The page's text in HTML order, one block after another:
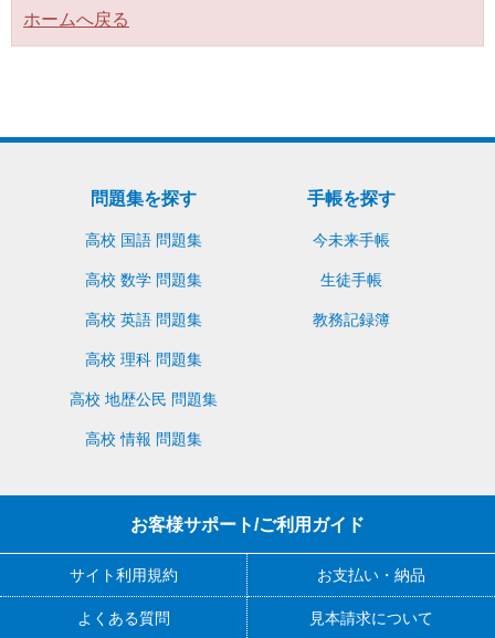
ホームへ戻る
問題集を探す
高校 国語 問題集
高校 数学 問題集
高校 英語 問題集
高校 理科 問題集
高校 地歴公民 問題集
高校 情報 問題集
手帳を探す
今未来手帳
生徒手帳
教務記録簿
お客様サポート/ご利用ガイド
サイト利用規約 お支払い・納品
よくある質問 見本請求について